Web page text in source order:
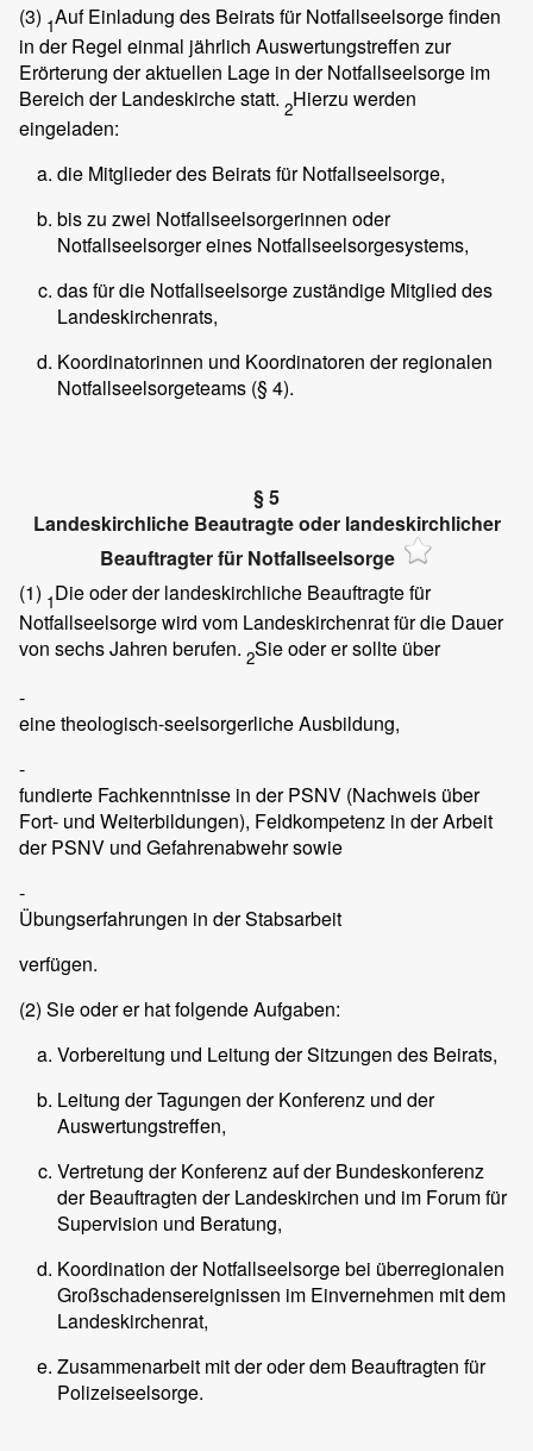
(3) 1Auf Einladung des Beirats für Notfallseelsorge finden
in der Regel einmal jährlich Auswertungstreffen zur
Erörterung der aktuellen Lage in der Notfallseelsorge im
Bereich der Landeskirche statt. 2Hierzu werden
eingeladen:
die Mitglieder des Beirats für Notfallseelsorge,
bis zu zwei Notfallseelsorgerinnen oder
Notfallseelsorger eines Notfallseelsorgesystems,
das für die Notfallseelsorge zuständige Mitglied des
Landeskirchenrats,
Koordinatorinnen und Koordinatoren der regionalen
Notfallseelsorgeteams (§ 4).
§ 5
Landeskirchliche Beautragte oder landeskirchlicher
Beauftragter für Notfallseelsorge
(1) 1Die oder der landeskirchliche Beauftragte für
Notfallseelsorge wird vom Landeskirchenrat für die Dauer
von sechs Jahren berufen. 2Sie oder er sollte über
-
eine theologisch-seelsorgerliche Ausbildung,
-
fundierte Fachkenntnisse in der PSNV (Nachweis über
Fort- und Weiterbildungen), Feldkompetenz in der Arbeit
der PSNV und Gefahrenabwehr sowie
-
Übungserfahrungen in der Stabsarbeit
verfügen.
(2) Sie oder er hat folgende Aufgaben:
Vorbereitung und Leitung der Sitzungen des Beirats,
Leitung der Tagungen der Konferenz und der
Auswertungstreffen,
Vertretung der Konferenz auf der Bundeskonferenz
der Beauftragten der Landeskirchen und im Forum für
Supervision und Beratung,
Koordination der Notfallseelsorge bei überregionalen
Großschadensereignissen im Einvernehmen mit dem
Landeskirchenrat,
Zusammenarbeit mit der oder dem Beauftragten für
Polizeiseelsorge.